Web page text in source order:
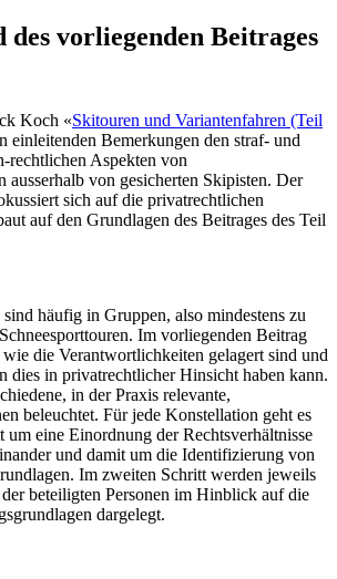
des vorliegenden Beitrages
Koch «Skitouren und Variantenfahren (Teil
einleitenden Bemerkungen den straf- und
rechtlichen Aspekten von
ausserhalb von gesicherten Skipisten. Der
sich auf die privatrechtlichen
auf den Grundlagen des Beitrages des Teil
häufig in Gruppen, also mindestens zu
Im vorliegenden Beitrag
wie die Verantwortlichkeiten gelagert sind und
dies in privatrechtlicher Hinsicht haben kann.
in der Praxis relevante,
beleuchtet. Für jede Konstellation geht es
um eine Einordnung der Rechtsverhältnisse
und damit um die Identifizierung von
Im zweiten Schritt werden jeweils
beteiligten Personen im Hinblick auf die
dargelegt.